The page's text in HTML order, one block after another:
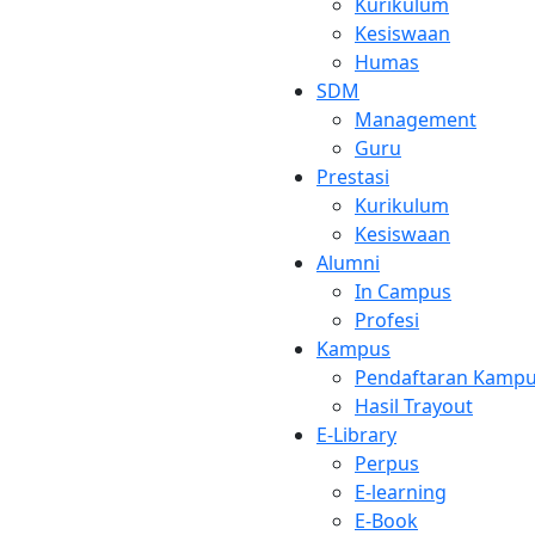
Kesiswaan
Humas
SDM
Management
Guru
Prestasi
Kurikulum
Kesiswaan
Alumni
In Campus
Profesi
Kampus
Pendaftaran
Hasil Trayout
E-Library
Perpus
E-learning
E-Book